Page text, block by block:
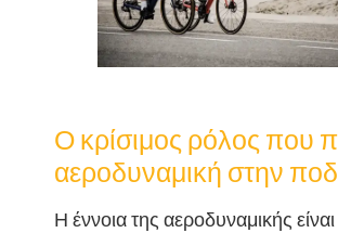
Ο κρίσιμος ρόλος που
αεροδυναμική στην
Η έννοια της αεροδυναμικής είναι